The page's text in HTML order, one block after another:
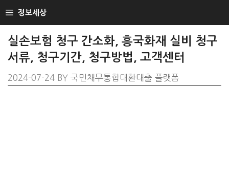
TO
정보세상
실손보험 청구 간소화, 흥국화재 실비 청구
서류, 청구기간, 청구방법, 고객센터
2024-07-24 BY 국민채무통합대환대출 플랫폼